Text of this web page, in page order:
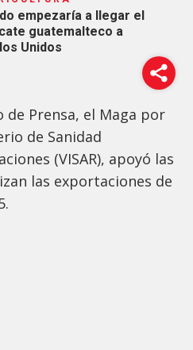
empezaría a llegar el
guatemalteco a
Unidos
de Prensa, el Maga por
de Sanidad
(VISAR), apoyó las
las exportaciones de